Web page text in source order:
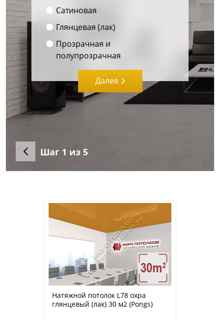
Сатиновая
Глянцевая (лак)
Прозрачная и
полупрозрачная
Далее
Шаг 1 из 5
Натяжной потолок L78 охра
глянцевый (лак) 30 м2 (Pongs)